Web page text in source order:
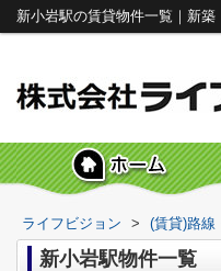
新小岩駅の賃貸物件一覧｜新
ライフビジョン > (賃貸)路線
新小岩駅物件一覧